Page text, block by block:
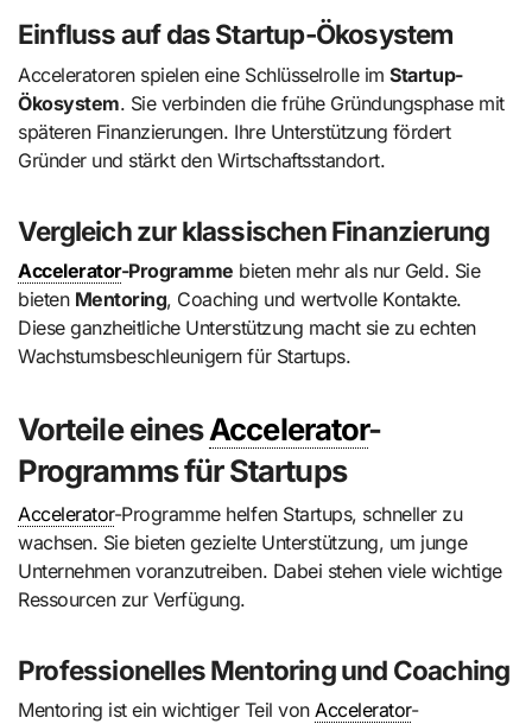
Einfluss auf das Startup-Ökosystem
Acceleratoren spielen eine Schlüsselrolle imStartup-
Ökosystem. Sie verbinden die frühe Gründungsphase mit
späteren Finanzierungen. Ihre Unterstützung fördert
Gründer und stärkt den Wirtschaftsstandort.
Vergleich zur klassischen Finanzierung
Accelerator-Programme bieten mehr als nur Geld. Sie
bieten Mentoring, Coaching und wertvolle Kontakte.
Diese ganzheitliche Unterstützung macht sie zu echten
Wachstumsbeschleunigern für Startups.
Vorteile einesAccelerator-
Programms für Startups
Accelerator-Programme helfen Startups, schneller zu
wachsen. Sie bieten gezielte Unterstützung, um junge
Unternehmen voranzutreiben. Dabei stehen viele wichtige
Ressourcen zur Verfügung.
Professionelles Mentoring und Coaching
Mentoring ist ein wichtiger Teil von Accelerator-